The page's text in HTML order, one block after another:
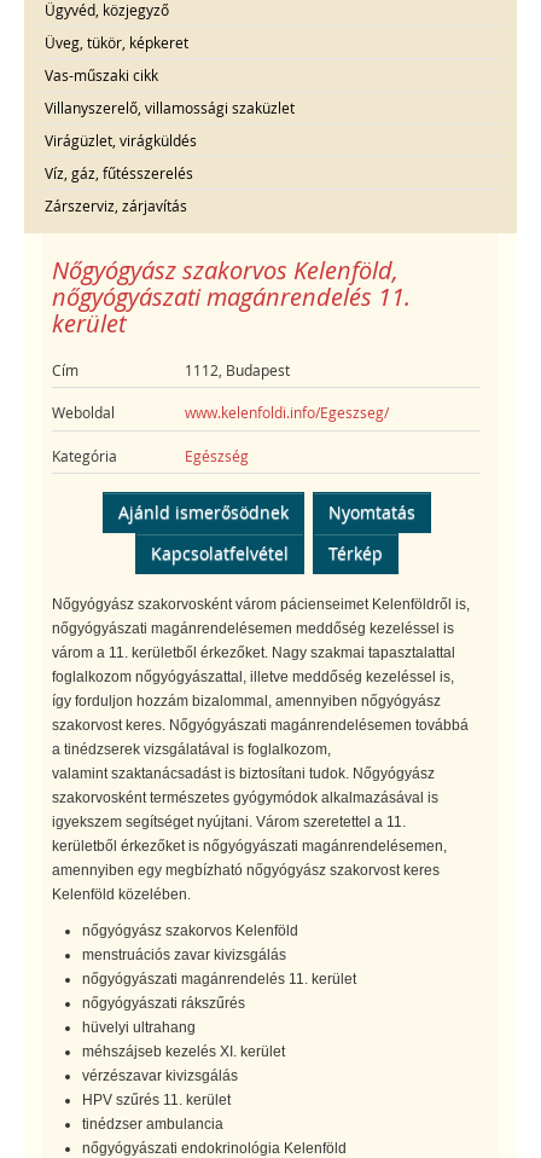
Ügyvéd, közjegyző
Üveg, tükör, képkeret
Vas-műszaki cikk
Villanyszerelő, villamossági szaküzlet
Virágüzlet, virágküldés
Víz, gáz, fűtésszerelés
Zárszerviz, zárjavítás
Nőgyógyász szakorvos Kelenföld,
nőgyógyászati magánrendelés 11.
kerület
Cím 1112, Budapest
Weboldal www.kelenfoldi.info/Egeszseg/
Kategória Egészség
Ajánld ismerősödnek
Nyomtatás
Kapcsolatfelvétel
Térkép
Nőgyógyász szakorvosként várom pácienseimet Kelenföldről is,
nőgyógyászati magánrendelésemen meddőség kezeléssel is
várom a 11. kerületből érkezőket. Nagy szakmai tapasztalattal
foglalkozom nőgyógyászattal, illetve meddőség kezeléssel is,
így forduljon hozzám bizalommal, amennyiben nőgyógyász
szakorvost keres. Nőgyógyászati magánrendelésemen továbbá
a tinédzserek vizsgálatával is foglalkozom,
valamint szaktanácsadást is biztosítani tudok. Nőgyógyász
szakorvosként természetes gyógymódok alkalmazásával is
igyekszem segítséget nyújtani. Várom szeretettel a 11.
kerületből érkezőket is nőgyógyászati magánrendelésemen,
amennyiben egy megbízható nőgyógyász szakorvost keres
Kelenföld közelében.
nőgyógyász szakorvos Kelenföld
menstruációs zavar kivizsgálás
nőgyógyászati magánrendelés 11. kerület
nőgyógyászati rákszűrés
hüvelyi ultrahang
méhszájseb kezelés XI. kerület
vérzészavar kivizsgálás
HPV szűrés 11. kerület
tinédzser ambulancia
nőgyógyászati endokrinológia Kelenföld